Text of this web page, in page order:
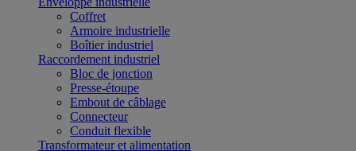
Coffret
Armoire industrielle
Boîtier industriel
Raccordement industriel
Bloc de jonction
Presse-étoupe
Embout de câblage
Connecteur
Conduit flexible
Transformateur et alimentation